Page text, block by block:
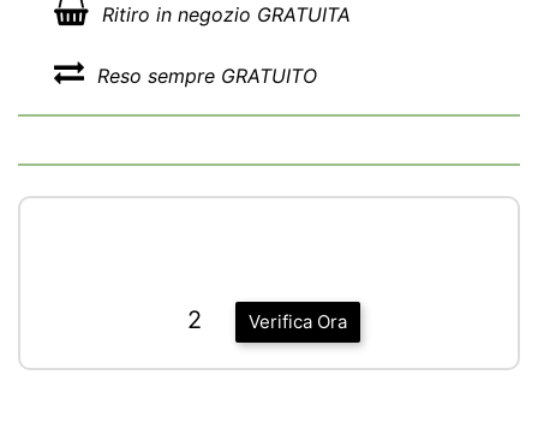
Ritiro in negozio GRATUITA
Reso sempre GRATUITO
Verifica Ora
2